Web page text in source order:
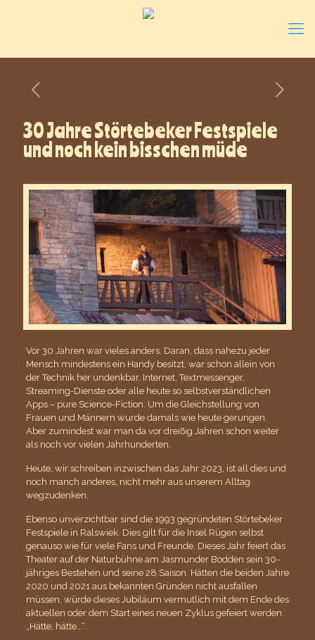
30 Jahre Störtebeker Festspiele
und noch kein bisschen müde
Vor 30 Jahren war vieles anders. Daran, dass nahezu jeder
Mensch mindestens ein Handy besitzt, war schon allein von
der Technik her undenkbar. Internet, Textmessenger,
Streaming-Dienste oder alle heute so selbstverständlichen
Apps – pure Science-Fiction. Um die Gleichstellung von
Frauen und Männern wurde damals wie heute gerungen.
Aber zumindest war man da vor dreißig Jahren schon weiter
als noch vor vielen Jahrhunderten.
Heute, wir schreiben inzwischen das Jahr 2023, ist all dies und
noch manch anderes, nicht mehr aus unserem Alltag
wegzudenken.
Ebenso unverzichtbar sind die 1993 gegründeten Störtebeker
Festspiele in Ralswiek. Dies gilt für die Insel Rügen selbst
genauso wie für viele Fans und Freunde. Dieses Jahr feiert das
Theater auf der Naturbühne am Jasmunder Bodden sein 30-
jähriges Bestehen und seine 28.Saison. Hätten die beiden Jahre
2020 und 2021 aus bekannten Gründen nicht ausfallen
müssen, würde dieses Jubiläum vermutlich mit dem Ende des
aktuellen oder dem Start eines neuen Zyklus gefeiert werden.
„Hätte, hätte…“.